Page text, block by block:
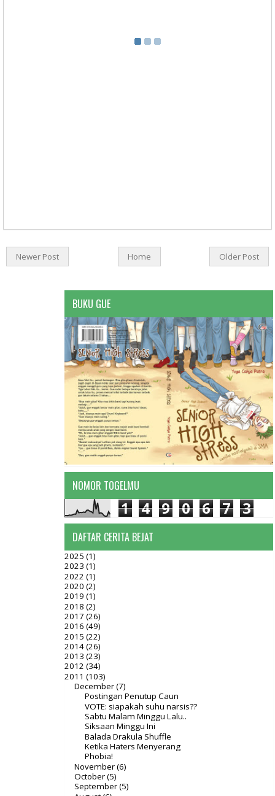
Newer Post Older Post
Home
BUKU GUE
NOMOR TOGELMU
1 4 9 0 6 7 3
DAFTAR CERITA BEJAT
2025(1)
2023(1)
2022(1)
2020(2)
2019(1)
2018(2)
2017(26)
2016(49)
2015(22)
2014(26)
2013(23)
2012(34)
2011(103)
December(7)
Postingan Penutup Caun
VOTE: siapakah suhu narsis??
Sabtu Malam Minggu Lalu..
Siksaan Minggu Ini
Balada Drakula Shuffle
Ketika Haters Menyerang
Phobia!
November(6)
October(5)
September(5)